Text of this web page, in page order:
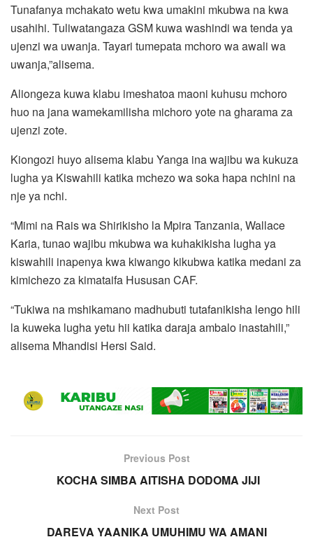
Tunafanya mchakato wetu kwa umakini mkubwa na kwa
usahihi. Tuliwatangaza GSM kuwa washindi wa tenda ya
ujenzi wa uwanja. Tayari tumepata mchoro wa awali wa
uwanja,”alisema.
Aliongeza kuwa klabu imeshatoa maoni kuhusu mchoro
huo na jana wamekamilisha michoro yote na gharama za
ujenzi zote.
Kiongozi huyo alisema klabu Yanga ina wajibu wa kukuza
lugha ya Kiswahili katika mchezo wa soka hapa nchini na
nje ya nchi.
“Mimi na Rais wa Shirikisho la Mpira Tanzania, Wallace
Karia, tunao wajibu mkubwa wa kuhakikisha lugha ya
kiswahili inapenya kwa kiwango kikubwa katika medani za
kimichezo za kimataifa Hususan CAF.
“Tukiwa na mshikamano madhubuti tutafanikisha lengo hili
la kuweka lugha yetu hii katika daraja ambalo inastahili,”
alisema Mhandisi Hersi Said.
Previous Post
KOCHA SIMBA AITISHA DODOMA JIJI
Next Post
DAREVA YAANIKA UMUHIMU WA AMANI